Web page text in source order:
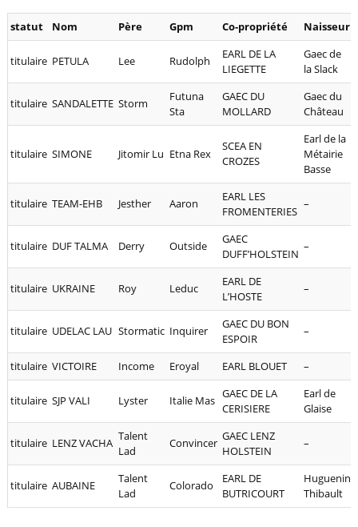
statut Nom Père Gpm Co-propriété Naisseur
titulaire PETULA Lee Rudolph
EARL DE LA
LIEGETTE
Gaec de
la Slack
titulaire SANDALETTE Storm
Futuna
Sta
GAEC DU
MOLLARD
Gaec du
Château
titulaire SIMONE Jitomir Lu Etna Rex
SCEA EN
CROZES
Earl de la
Métairie
Basse
titulaire TEAM-EHB Jesther Aaron
EARL LES
FROMENTERIES
–
titulaire DUF TALMA Derry Outside
GAEC
DUFF’HOLSTEIN
–
titulaire UKRAINE Roy Leduc
EARL DE
L’HOSTE
–
titulaire UDELAC LAU Stormatic Inquirer
GAEC DU BON
ESPOIR
–
titulaire VICTOIRE Income Eroyal EARL BLOUET –
titulaire SJP VALI Lyster Italie Mas GAEC DE LA
CERISIERE
Earl de
Glaise
titulaire LENZ VACHA Talent
Lad
Convincer GAEC LENZ
HOLSTEIN
–
titulaire AUBAINE
Talent
Lad
Colorado
EARL DE
BUTRICOURT
Huguenin
Thibault